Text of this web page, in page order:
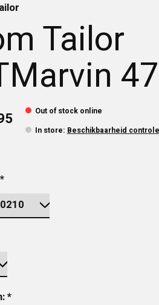
Tailor
Out of stock online
In store: Beschikbaarheid
*
*